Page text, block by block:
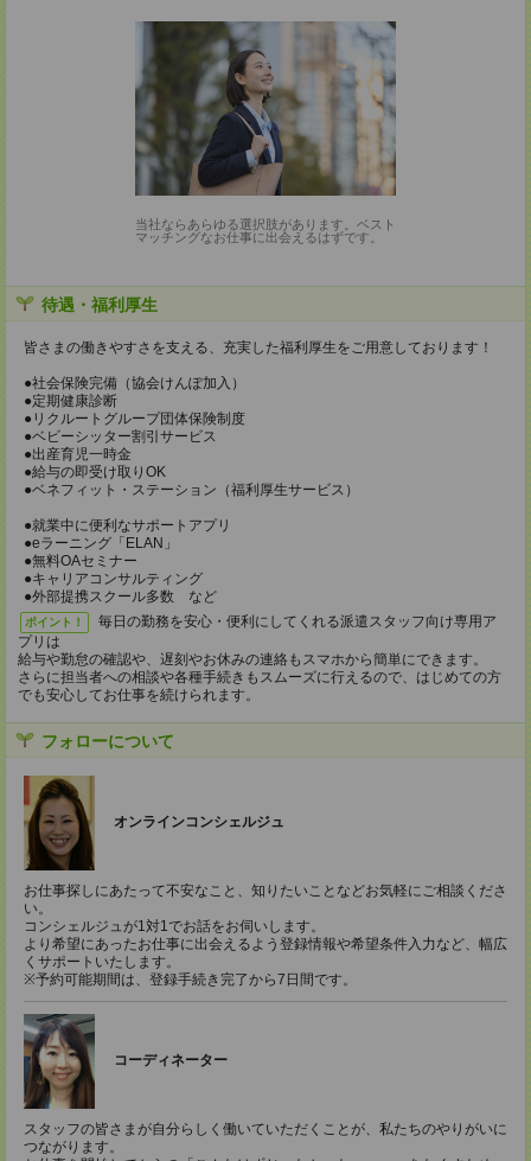
当社ならあらゆる選択肢があります。ベスト
マッチングなお仕事に出会えるはずです。
待遇・福利厚生
皆さまの働きやすさを支える、充実した福利厚生をご用意しております！
●社会保険完備（協会けんぽ加入）
●定期健康診断
●リクルートグループ団体保険制度
●ベビーシッター割引サービス
●出産育児一時金
●給与の即受け取りOK
●ベネフィット・ステーション（福利厚生サービス）
●就業中に便利なサポートアプリ
●eラーニング「ELAN」
●無料OAセミナー
●キャリアコンサルティング
●外部提携スクール多数 など
ポイント！
毎日の勤務を安心・便利にしてくれる派遣スタッフ向け専用ア
プリは
給与や勤怠の確認や、遅刻やお休みの連絡もスマホから簡単にできます。
さらに担当者への相談や各種手続きもスムーズに行えるので、はじめての方
でも安心してお仕事を続けられます。
フォローについて
オンラインコンシェルジュ
お仕事探しにあたって不安なこと、知りたいことなどお気軽にご相談くださ
い。
コンシェルジュが1対1でお話をお伺いします。
より希望にあったお仕事に出会えるよう登録情報や希望条件入力など、幅広
くサポートいたします。
※予約可能期間は、登録手続き完了から7日間です。
コーディネーター
スタッフの皆さまが自分らしく働いていただくことが、私たちのやりがいに
つながります。